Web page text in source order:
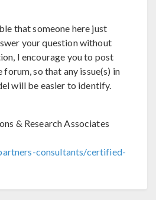
that someone here just
your question without
I encourage you to post
so that any issue(s) in
will be easier to identify.
& Research Associates
consultants/certified-